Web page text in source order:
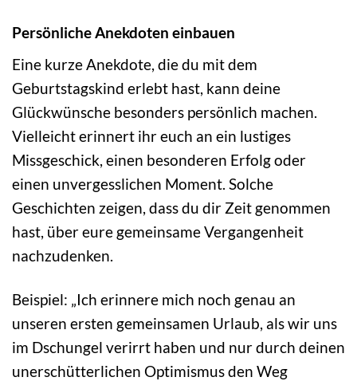
Persönliche Anekdoten einbauen
Eine kurze Anekdote, die du mit dem
Geburtstagskind erlebt hast, kann deine
Glückwünsche besonders persönlich machen.
Vielleicht erinnert ihr euch an ein lustiges
Missgeschick, einen besonderen Erfolg oder
einen unvergesslichen Moment. Solche
Geschichten zeigen, dass du dir Zeit genommen
hast, über eure gemeinsame Vergangenheit
nachzudenken.
Beispiel: „Ich erinnere mich noch genau an
unseren ersten gemeinsamen Urlaub, als wir uns
im Dschungel verirrt haben und nur durch deinen
unerschütterlichen Optimismus den Weg